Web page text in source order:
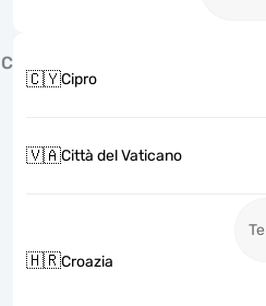
C
🇨🇾Cipro
🇻🇦Città del Vaticano
🇭🇷Croazia